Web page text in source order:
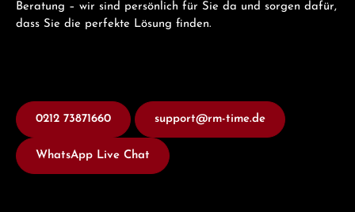
Beratung – wir sind persönlich für Sie da und sorgen dafür,
dass Sie die perfekte Lösung finden.
0212 73871660 support@rm-time.de
WhatsApp Live Chat